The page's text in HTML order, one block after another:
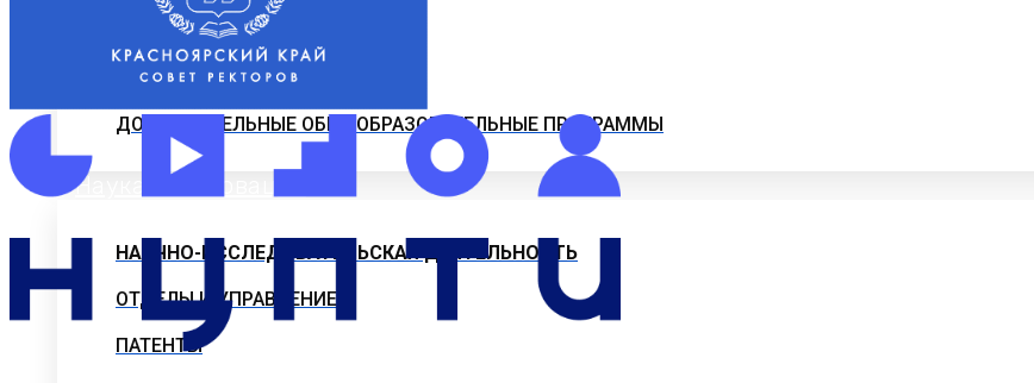
ОФИЦИАЛЬНЫЕ ДОКУМЕНТЫ
ВНИМАНИЕ! ОБЪЯВЛЕН ПРИЕМ
ДОПОЛНИТЕЛЬНЫЕ ОБЩЕОБРАЗОВАТЕЛЬНЫЕ ПРОГРАММЫ
Наука и Инновации
НАУЧНО-ИССЛЕДОВАТЕЛЬСКАЯ ДЕЯТЕЛЬНОСТЬ
ОТДЕЛЫ И УПРАВЛЕНИЕ
ПАТЕНТЫ